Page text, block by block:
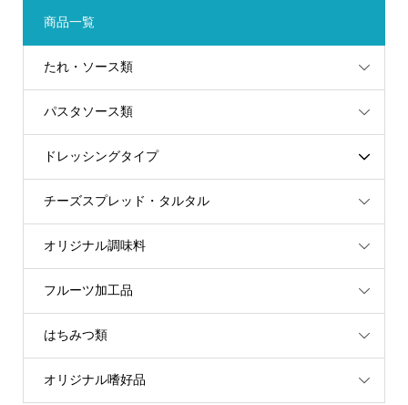
商品一覧
たれ・ソース類
パスタソース類
ドレッシングタイプ
チーズスプレッド・タルタル
オリジナル調味料
フルーツ加工品
はちみつ類
オリジナル嗜好品